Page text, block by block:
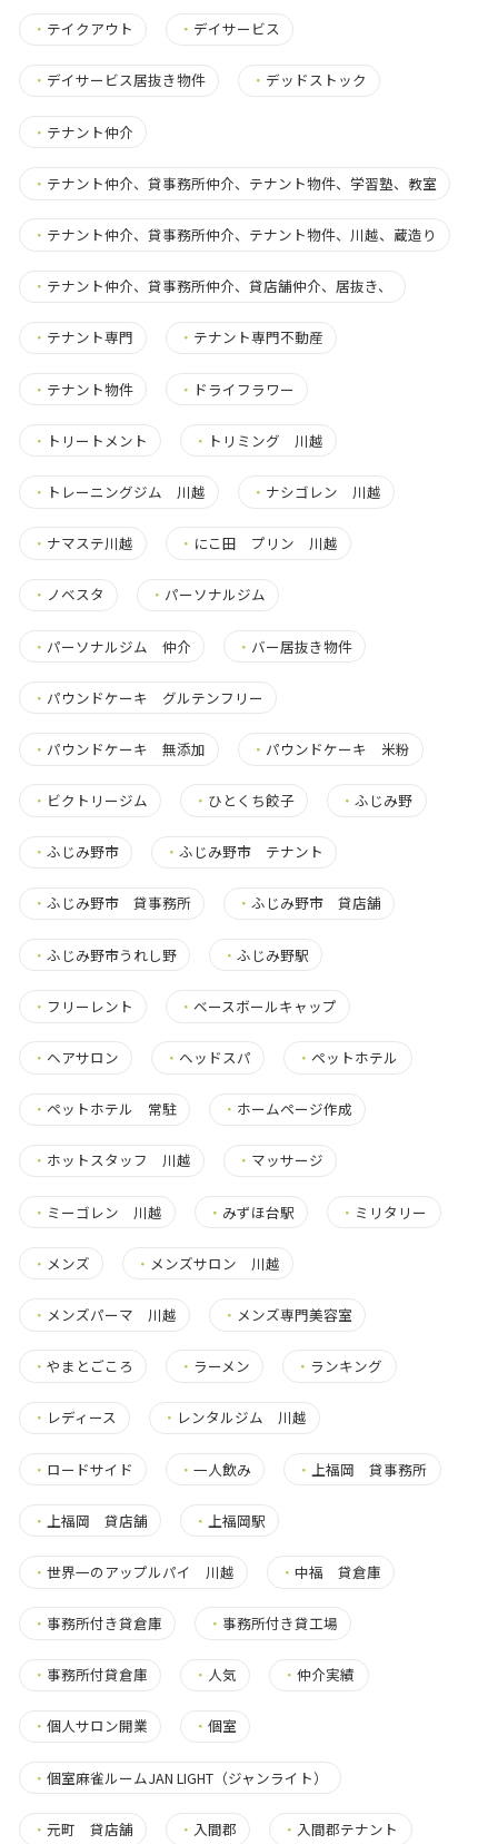
・ テイクアウト ・ デイサービス
・ デイサービス居抜き物件 ・ デッドストック
・ テナント仲介
・ テナント仲介、貸事務所仲介、テナント物件、学習塾、教室
・ テナント仲介、貸事務所仲介、テナント物件、川越、蔵造り
・ テナント仲介、貸事務所仲介、貸店舗仲介、居抜き、
・ テナント専門 ・ テナント専門不動産
・ テナント物件 ・ ドライフラワー
・ トリートメント ・ トリミング 川越
・ トレーニングジム 川越 ・ ナシゴレン 川越
・ ナマステ川越 ・ にこ田 プリン 川越
・ ノベスタ ・ パーソナルジム
・ パーソナルジム 仲介 ・ バー居抜き物件
・ パウンドケーキ グルテンフリー
・ パウンドケーキ 無添加 ・ パウンドケーキ 米粉
・ ビクトリージム ・ ひとくち餃子 ・ふじみ野
・ ふじみ野市 ・ふじみ野市 テナント
・ ふじみ野市 貸事務所 ・ふじみ野市 貸店舗
・ ふじみ野市うれし野 ・ふじみ野駅
・ フリーレント ・ ベースボールキャップ
・ ヘアサロン ・ ヘッドスパ ・ペットホテル
・ ペットホテル 常駐 ・ ホームページ作成
・ ホットスタッフ 川越 ・ マッサージ
・ ミーゴレン 川越 ・ みずほ台駅 ・ ミリタリー
・ メンズ ・ メンズサロン 川越
・ メンズパーマ 川越 ・ メンズ専門美容室
・ やまとごころ ・ ラーメン ・ ランキング
・ レディース ・ レンタルジム 川越
・ ロードサイド ・一人飲み ・ 上福岡 貸事務所
・ 上福岡 貸店舗 ・ 上福岡駅
・ 世界一のアップルパイ 川越 ・中福 貸倉庫
・ 事務所付き貸倉庫 ・ 事務所付き貸工場
・ 事務所付貸倉庫 ・ 人気 ・仲介実績
・ 個人サロン開業 ・個室
・ 個室麻雀ルームJAN LIGHT（ジャンライト）
・ 元町 貸店舗 ・ 入間郡 ・ 入間郡テナント